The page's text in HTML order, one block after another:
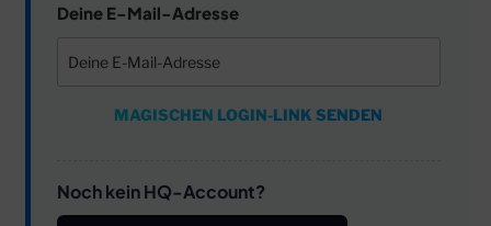
Deine E-Mail-Adresse
MAGISCHEN LOGIN-LINK SENDEN
Noch kein HQ-Account?